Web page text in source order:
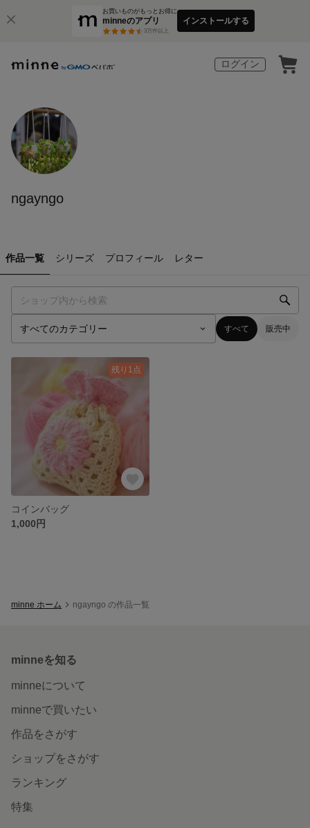
お買いものがもっとお得に
minneのアプリ
3万件以上
インストールする
ログイン
ngayngo
作品一覧 シリーズ プロフィール レター
すべて 販売中
残り1点
コインバッグ
1,000円
minne ホーム ngayngo の作品一覧
minneを知る
minneについて
minneで買いたい
作品をさがす
ショップをさがす
ランキング
特集